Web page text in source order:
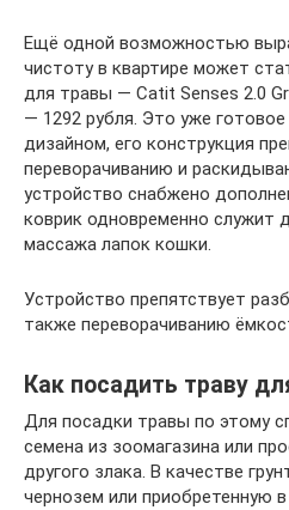
Ещё одной возможностью
чистоту в квартире может
для травы — Catit Senses 2.0
— 1292 рубля. Это уже
дизайном, его конструкция
переворачиванию и
устройство снабжено
коврик одновременно служит
массажа лапок кошки.
Устройство препятствует
также переворачиванию
Как посадить траву
Для посадки травы по этому
семена из зоомагазина или
другого злака. В качестве
чернозем или приобретенную в